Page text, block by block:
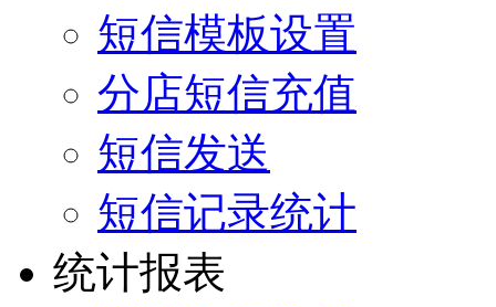
短信模板设置
分店短信充值
短信发送
短信记录统计
统计报表